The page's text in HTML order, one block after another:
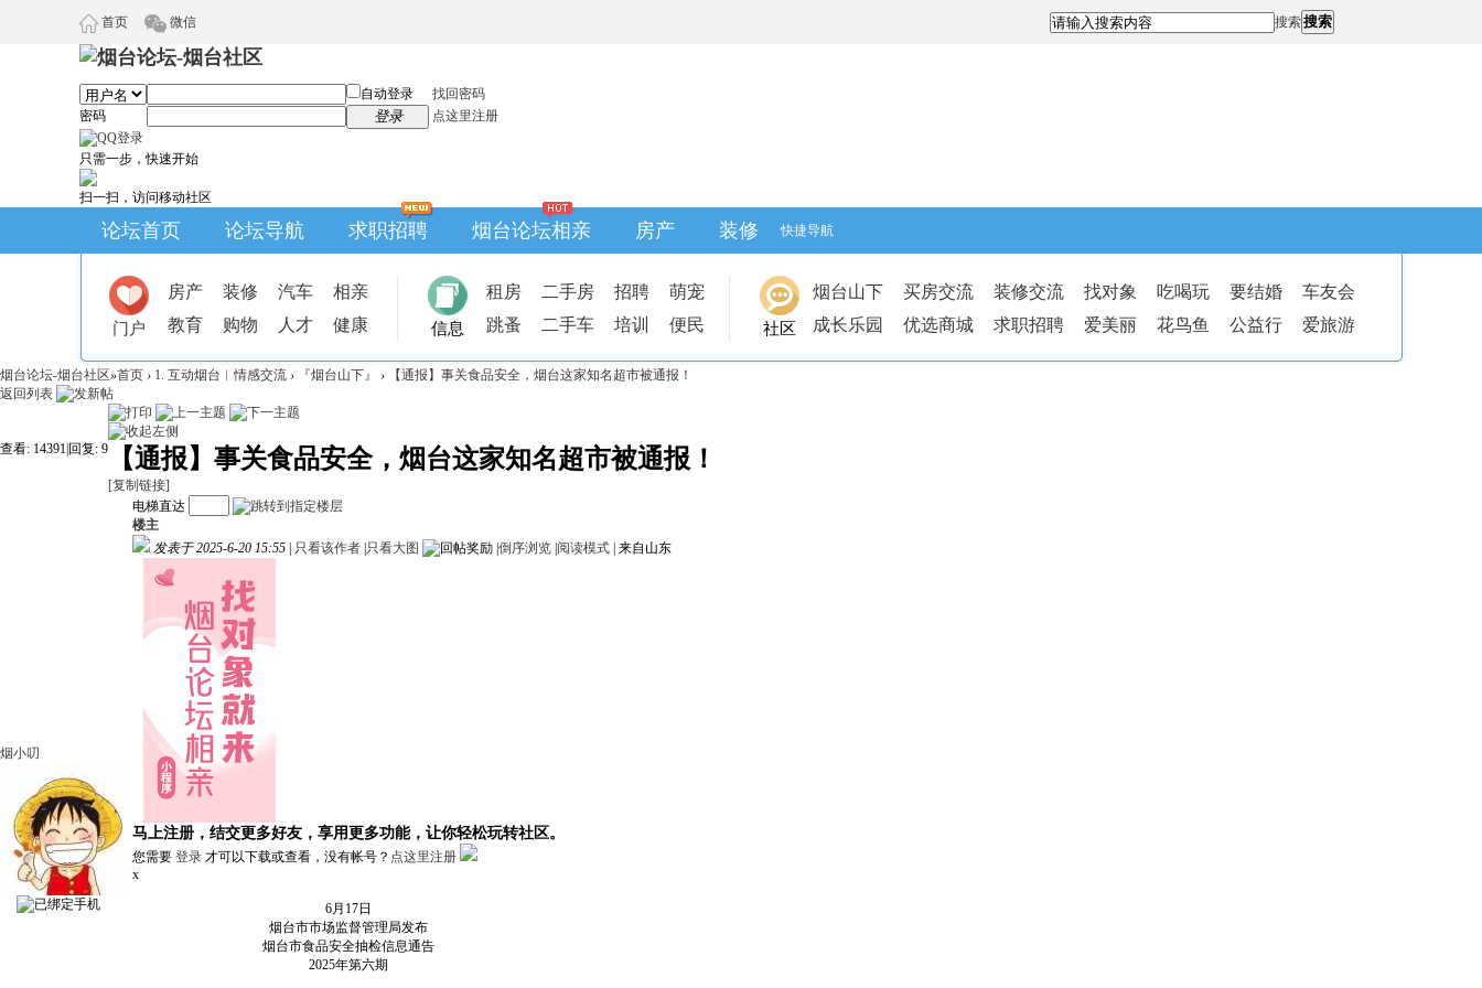
首页 微信 搜索搜索
自动登录
找回密码
密码
登录 点这里注册
只需一步，快速开始
扫一扫，访问移动社区
论坛首页 论坛导航 求职招聘 烟台论坛相亲 房产 装修 快捷导航
门户
房产 装修 汽车
相亲
教育
购物 人才 健康 信息
租房 二手房 招聘
萌宠
跳蚤
二手车 培训 便民 社区
烟台山下 买房交流 装修交流 找对象 吃喝玩 要结婚
车友会
成长乐园
优选商城 求职招聘 爱美丽 花鸟鱼 公益行 爱旅游
烟台论坛-烟台社区»首页 › 1. 互动烟台︱情感交流 › 『烟台山下』 ›
【通报】事关食品安全，烟台这家知名超市被通报！
返回列表
查看: 14391 回复: 9 【通报】事关食品安全，烟台这家知名超市被通报！
[复制链接]
烟小叨
电梯直达
楼主
发表于 2025-6-20 15:55
只看该作者 只看大图 倒序浏览 阅读模式 来自山东
马上注册，结交更多好友，享用更多功能，让你轻松玩转社区。
您需要 登录 才可以下载或查看，没有帐号？ 点这里注册
x
6月17日
烟台市市场监督管理局发布
烟台市食品安全抽检信息通告
2025年第六期